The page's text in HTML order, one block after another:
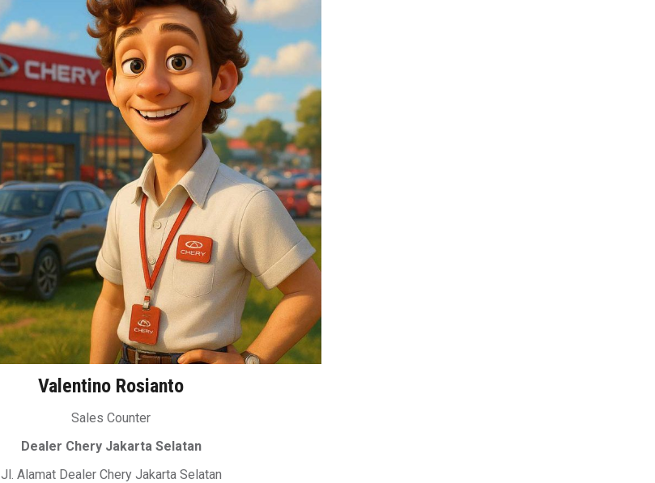
Valentino Rosianto
Sales Counter
Dealer Chery Jakarta Selatan
Jl. Alamat Dealer Chery Jakarta Selatan